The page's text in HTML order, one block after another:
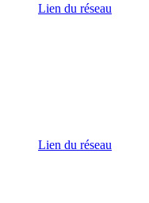
Lien du réseau
Lien du réseau